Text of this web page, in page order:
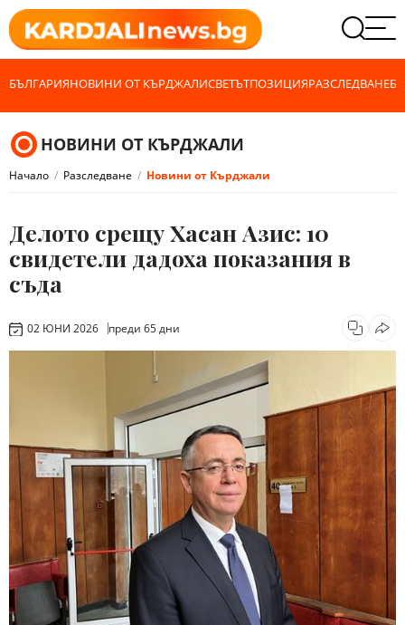
БЪЛГАРИЯНОВИНИ ОТ КЪРДЖАЛИСВЕТЪТПОЗИЦИЯРАЗСЛЕДВАНЕ
НОВИНИ ОТ КЪРДЖАЛИ
Начало Разследване Новини от Кърджали
Делото срещу Хасан Азис: 10
свидетели дадоха показания в
съда
02 ЮНИ 2026 преди 65 дни